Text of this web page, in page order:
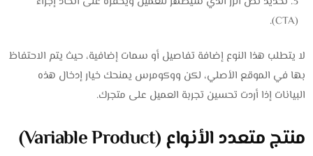
(CTA).
لا يتطلب هذا النوع إضافة تفاصيل أو سمات إضافية، حيث يتم الاحتفاظ
بها في الموقع الأصلي، لكن ووكومرس يمنحك خيار إدخال هذه
البيانات إذا أردت تحسين تجربة العميل على متجرك.
منتج متعدد الأنواع (Variable Product)